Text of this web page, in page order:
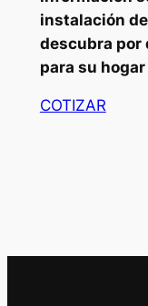
instalación
descubra por
para su
COTIZAR